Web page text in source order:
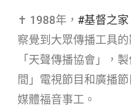
✝ 1988年， #基督之家​
察覺到大眾傳播工具
「天聲傳播協會」，
間」電視節目和廣播
媒體福音事工。